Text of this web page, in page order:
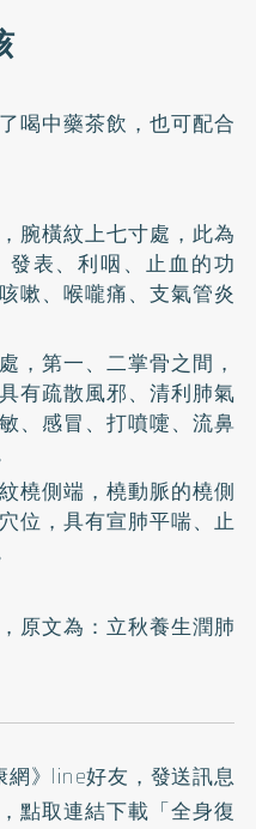
喝中藥茶飲，也可配合
腕橫紋上七寸處，此為
表、利咽、止血的功
嗽、喉嚨痛、支氣管炎
，第一、二掌骨之間，
有疏散風邪、清利肺氣
、感冒、打噴嚏、流鼻
橈側端，橈動脈的橈側
位，具有宣肺平喘、止
原文為： 立秋養生潤肺
網》line好友 ，發送訊息
點取連結下載「全身復